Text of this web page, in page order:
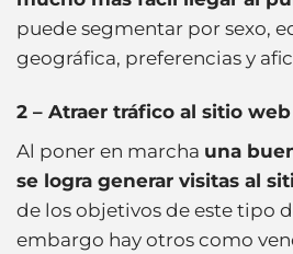
puede segmentar por sexo,
geográfica, preferencias y
2 – Atraer tráfico al sitio web
Al poner en marcha una
se logra generar visitas al
de los objetivos de este tipo
embargo hay otros como